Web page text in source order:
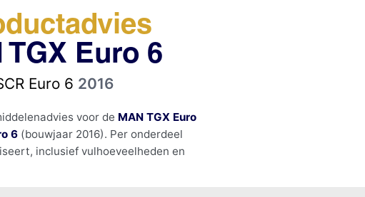
Euro 6
Euro 6 2016
voor de MAN TGX Euro
6(bouwjaar 2016). Per onderdeel
inclusief vulhoeveelheden en